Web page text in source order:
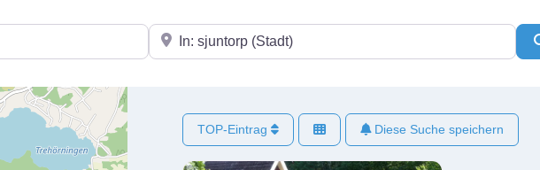
In der Nähe
TOP-Eintrag Diese Suche speichern